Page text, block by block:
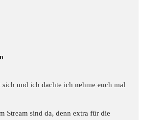
sich und ich dachte ich nehme euch mal
Stream sind da, denn extra für die